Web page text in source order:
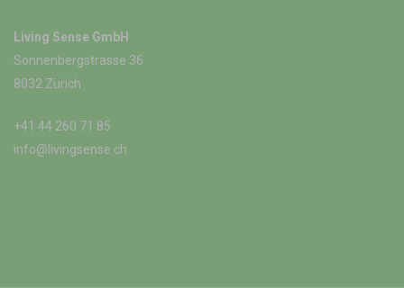
Living Sense GmbH
Sonnenbergstrasse 36
8032 Zürich
+41 44 260 71 85
info@livingsense.ch